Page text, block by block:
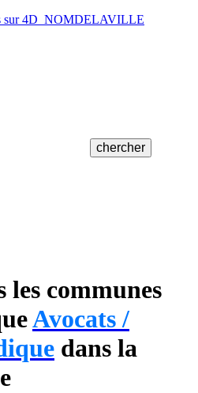
les communes
Avocats /
dans la